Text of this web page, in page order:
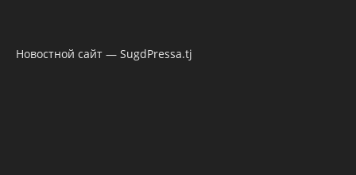
Новостной сайт — SugdPressa.tj